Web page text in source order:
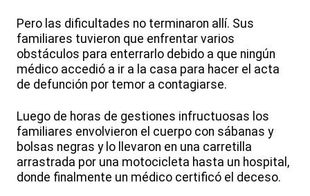
Pero las dificultades no terminaron allí. Sus
familiares tuvieron que enfrentar varios
obstáculos para enterrarlo debido a que ningún
médico accedió a ir a la casa para hacer el acta
de defunción por temor a contagiarse.
Luego de horas de gestiones infructuosas los
familiares envolvieron el cuerpo con sábanas y
bolsas negras y lo llevaron en una carretilla
arrastrada por una motocicleta hasta un hospital,
donde finalmente un médico certificó el deceso.